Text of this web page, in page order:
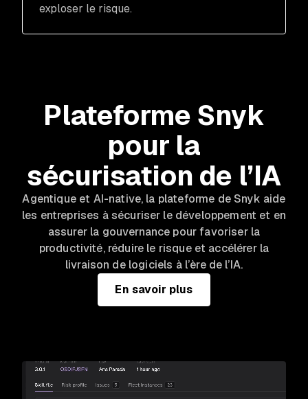
exploser le risque.
Plateforme Snyk
pour la
sécurisation de l’IA
Agentique et AI-native, la plateforme de Snyk aide
les entreprises à sécuriser le développement et en
assurer la gouvernance pour favoriser la
productivité, réduire le risque et accélérer la
livraison de logiciels à l’ère de l’IA.
En savoir plus